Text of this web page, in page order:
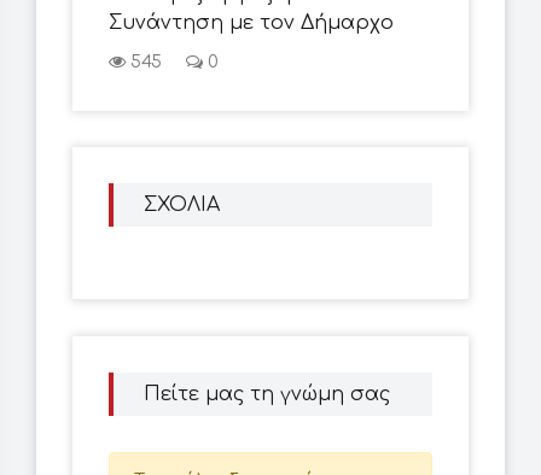
Συνάντηση με τον Δήμαρχο
545 0
ΣΧΟΛΙΑ
Πείτε μας τη γνώμη σας